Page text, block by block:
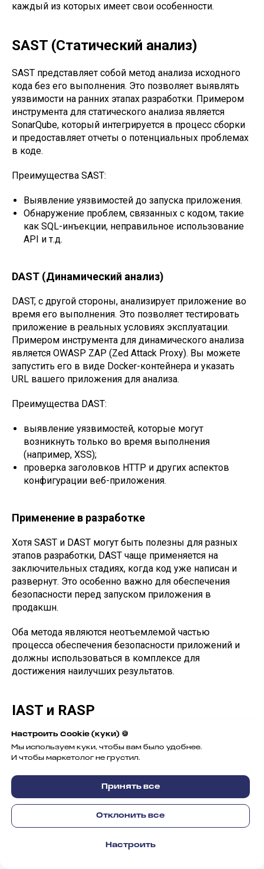
Настроить Сookie (куки) 🍪
Мы используем куки, чтобы вам было удобнее.
И чтобы маркетолог не грустил.
Принять все
Отклонить все
Настроить
каждый из которых имеет свои особенности.
SAST (Статический анализ)
SAST представляет собой метод анализа исходного
кода без его выполнения. Это позволяет выявлять
уязвимости на ранних этапах разработки. Примером
инструмента для статического анализа является
SonarQube, который интегрируется в процесс сборки
и предоставляет отчеты о потенциальных проблемах
в коде.
Преимущества SAST:
Выявление уязвимостей до запуска приложения.
Обнаружение проблем, связанных с кодом, такие
как SQL-инъекции, неправильное использование
API и т.д.
DAST (Динамический анализ)
DAST, с другой стороны, анализирует приложение во
время его выполнения. Это позволяет тестировать
приложение в реальных условиях эксплуатации.
Примером инструмента для динамического анализа
является OWASP ZAP (Zed Attack Proxy). Вы можете
запустить его в виде Docker-контейнера и указать
URL вашего приложения для анализа.
Преимущества DAST:
выявление уязвимостей, которые могут
возникнуть только во время выполнения
(например, XSS);
проверка заголовков HTTP и других аспектов
конфигурации веб-приложения.
Применение в разработке
Хотя SAST и DAST могут быть полезны для разных
этапов разработки, DAST чаще применяется на
заключительных стадиях, когда код уже написан и
развернут. Это особенно важно для обеспечения
безопасности перед запуском приложения в
продакшн.
Оба метода являются неотъемлемой частью
процесса обеспечения безопасности приложений и
должны использоваться в комплексе для
достижения наилучших результатов.
IAST и RASP
IAST (Interactive Application Security Testing) и RASP
(Runtime Application Self-Protection) — это более
современные подходы к обеспечению безопасности
приложений, которые предлагают дополнительные
возможности по сравнению с традиционными
методами SAST и DAST.
IAST (Интерактивное тестирование
безопасности приложений)